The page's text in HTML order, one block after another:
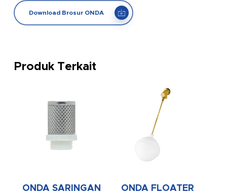
Download Brosur ONDA
Produk Terkait
ONDA SARINGAN
ONDA FLOATER